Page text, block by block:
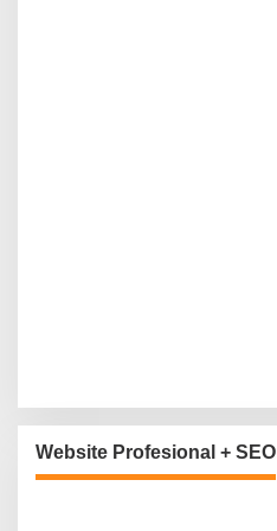
Website Profesional + SEO